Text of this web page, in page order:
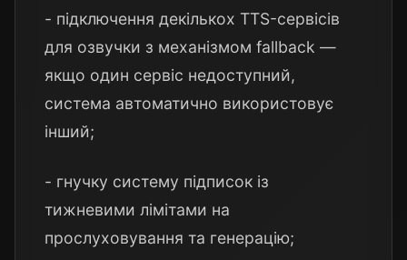
- підключення декількох TTS-сервісів
для озвучки з механізмом fallback —
якщо один сервіс недоступний,
система автоматично використовує
інший;
- гнучку систему підписок із
тижневими лімітами на
прослуховування та генерацію;